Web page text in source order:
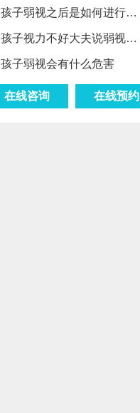
孩子弱视之后是如何进行…
孩子视力不好大夫说弱视…
孩子弱视会有什么危害
在线咨询 在线预约